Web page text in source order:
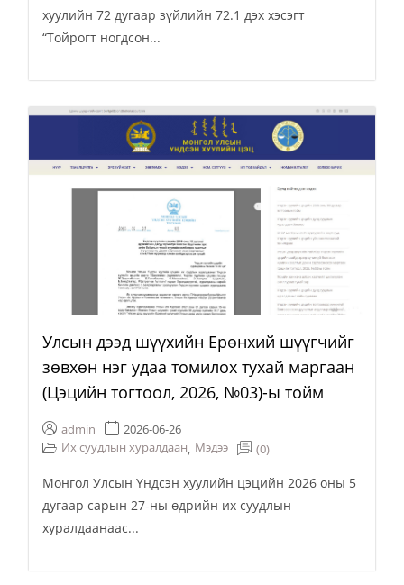
хуулийн 72 дугаар зүйлийн 72.1 дэх хэсэгт
“Тойрогт ногдсон...
Улсын дээд шүүхийн Ерөнхий шүүгчийг
зөвхөн нэг удаа томилох тухай маргаан
(Цэцийн тогтоол, 2026, №03)-ы тойм
admin
2026-06-26
Их суудлын хуралдаан, Мэдээ (0)
Монгол Улсын Үндсэн хуулийн цэцийн 2026 оны 5
дугаар сарын 27-ны өдрийн их суудлын
хуралдаанаас...